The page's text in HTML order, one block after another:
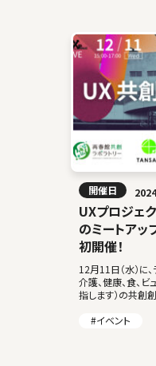
UXプロジェ
のミートアッ
初開催！
開催日
12月11日（水）に
介護、健康、食、
指します）の共創
日はUXメンバー
#イベント